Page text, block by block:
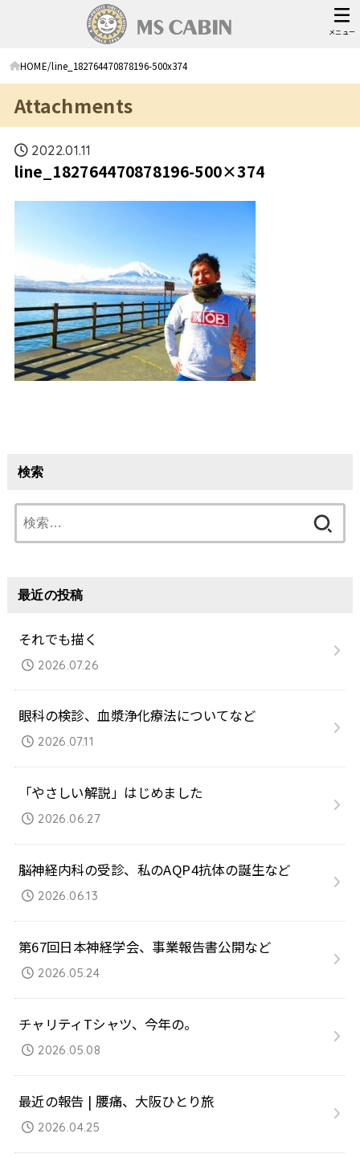
メニュー
HOME line_182764470878196-500x374
Attachments
2022.01.11
line_182764470878196-500×374
検索
索:
最近の投稿
それでも描く
2026.07.26
眼科の検診、血漿浄化療法についてなど
2026.07.11
「やさしい解説」はじめました
2026.06.27
脳神経内科の受診、私のAQP4抗体の誕生など
2026.06.13
第67回日本神経学会、事業報告書公開など
2026.05.24
チャリティTシャツ、今年の。
2026.05.08
最近の報告 | 腰痛、大阪ひとり旅
2026.04.25